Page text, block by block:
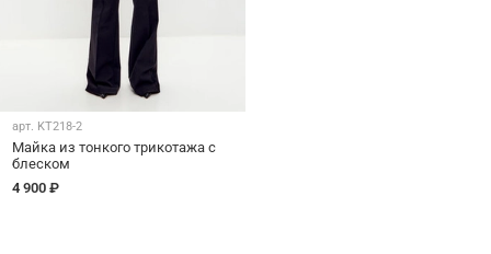
арт. KT218-2
Майка из тонкого трикотажа с
блеском
4 900 ₽